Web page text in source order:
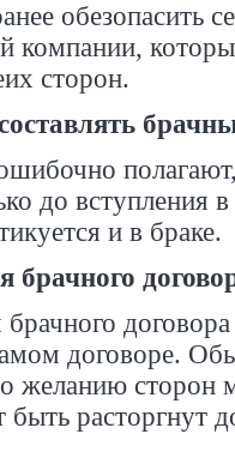
обезопасить
компании,
сторон.
до вступления
и в браке.
брачного
брачного
договоре.
желанию сторон
быть расторгнут